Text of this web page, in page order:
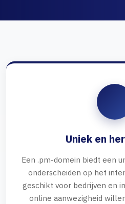
Uniek en
Een .pm-domein biedt een
onderscheiden op het
geschikt voor bedrijven en
online aanwezigheid